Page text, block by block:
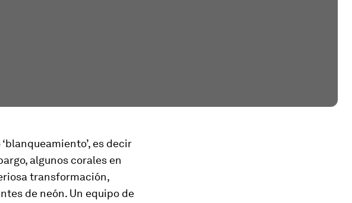
es decir
algunos corales en
transformación,
de neón. Un equipo de